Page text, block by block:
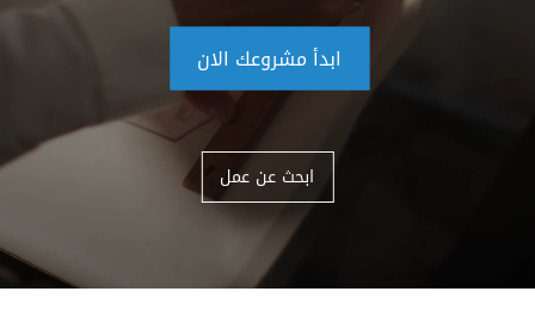
ابدأ مشروعك الان
ابحث عن عمل